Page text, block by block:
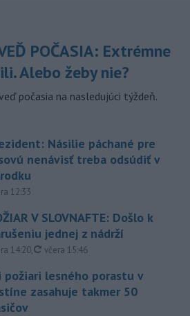
POČASIA: Extrémne
Alebo žeby nie?
počasia na nasledujúci týždeň.
Násilie páchané pre
nenávisť treba odsúdiť v
12:33
V SLOVNAFTE: Došlo k
jednej z nádrží
14:20, aktualizované
včera 15:46
požiari lesného porastu v
zasahuje takmer 50